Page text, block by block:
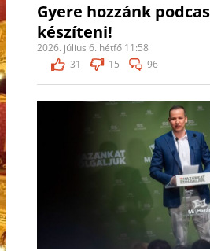
Gyere hozzánk
készíteni!
2026. július 6. hétfő 11:58
31
15 96